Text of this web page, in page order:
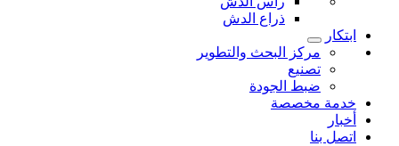
ذراع الدش
ابتكار
مركز البحث والتطوير
تصنيع
ضبط الجودة
خدمة مخصصة
أخبار
اتصل بنا